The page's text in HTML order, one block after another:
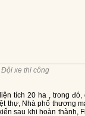
công
tích 20 ha , trong
thự, Nhà phố thương
sau khi hoàn thành,